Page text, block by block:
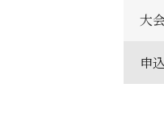
大
申